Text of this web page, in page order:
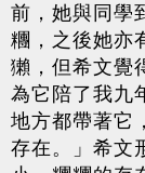
前，她與同學
糰，之後她亦
獺，但希文覺
為它陪了我九
地方都帶著它
存在。」希文